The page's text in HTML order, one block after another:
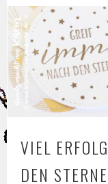
VIEL
DEN